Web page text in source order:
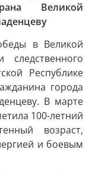
Великой
в Великой
следственного
Республике
города
В марте
100-летний
возраст,
и боевым